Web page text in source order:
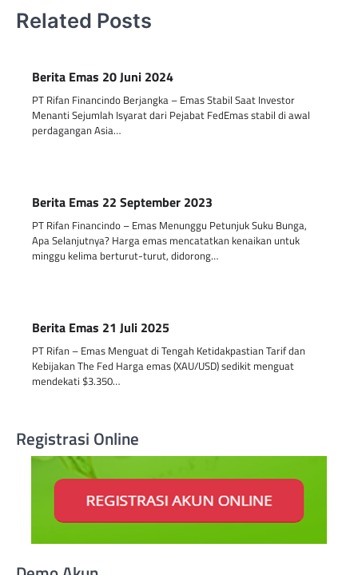
Related Posts
Berita Emas 20 Juni 2024
PT Rifan Financindo Berjangka – Emas Stabil Saat Investor
Menanti Sejumlah Isyarat dari Pejabat FedEmas stabil di awal
perdagangan Asia…
Berita Emas 22 September 2023
PT Rifan Financindo – Emas Menunggu Petunjuk Suku Bunga,
Apa Selanjutnya? Harga emas mencatatkan kenaikan untuk
minggu kelima berturut-turut, didorong…
Berita Emas 21 Juli 2025
PT Rifan – Emas Menguat di Tengah Ketidakpastian Tarif dan
Kebijakan The Fed Harga emas (XAU/USD) sedikit menguat
mendekati $3.350…
Registrasi Online